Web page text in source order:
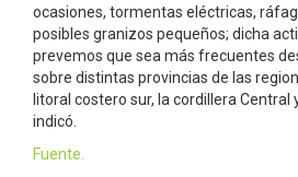
ocasiones, tormentas eléctricas,
posibles granizos pequeños; dicha
prevemos que sea más frecuentes
sobre distintas provincias de las
litoral costero sur, la cordillera
indicó.
Fuente.